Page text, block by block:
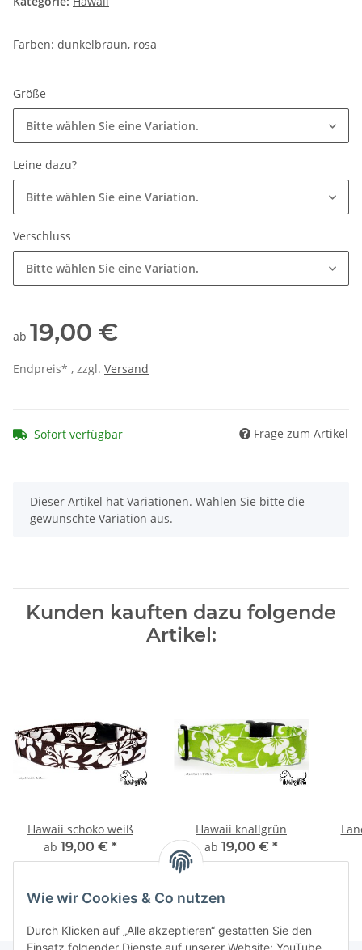
Farben: dunkelbraun, rosa
Größe
Bitte wählen Sie eine Variation.
Leine dazu?
Bitte wählen Sie eine Variation.
Verschluss
Bitte wählen Sie eine Variation.
ab 19,00 €
Endpreis* , zzgl. Versand
Sofort verfügbar Frage zum Artikel
x
Dieser Artikel hat Variationen. Wählen Sie bitte die
gewünschte Variation aus.
Kunden kauften dazu folgende
Artikel:
Hawaii schoko weiß
ab 19,00 € *
Hawaii knallgrün
ab 19,00 € *
Wie wir Cookies & Co nutzen
Durch Klicken auf „Alle akzeptieren“ gestatten Sie den